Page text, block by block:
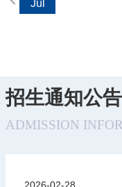
Jul
招生通知公告
ADMISSION
2026-02-28